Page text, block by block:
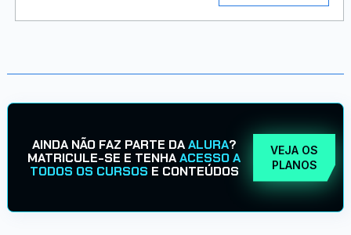
AINDA NÃO FAZ PARTE DAALURA?
MATRICULE-SE E TENHAACESSO A
TODOS OS CURSOS E CONTEÚDOS
VEJA OS
PLANOS